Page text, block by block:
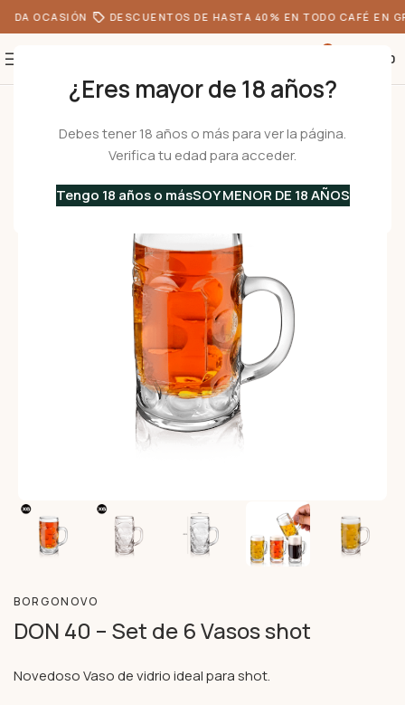
¿Eres mayor de 18 años?
Debes tener 18 años o más para ver la página.
Verifica tu edad para acceder.
Tengo 18 años o másSOY MENOR DE 18 AÑOS
OCASIÓN DESCUENTOS DE HASTA 40% EN TODO CAFÉ EN
0.00
DON 40 – Set de 6 Vasos shot
BORGONOVO
DON 40 – Set de 6 Vasos shot
Novedoso Vaso de vidrio ideal para shot.